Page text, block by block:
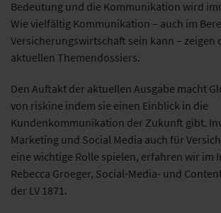
Bedeutung und die Kommunikation wird
Wie vielfältig Kommunikation – auch im
Versicherungswirtschaft sein kann – zeigen
aktuellen Themendossiers.
Den Auftakt der aktuellen Ausgabe macht
von riskine indem sie einen Einblick in die
Kundenkommunikation der Zukunft gibt.
Marketing und Social Media auch für
eine wichtige Rolle spielen, erfahren wir im
Rebecca Groeger, Social-Media- und
der LV 1871.